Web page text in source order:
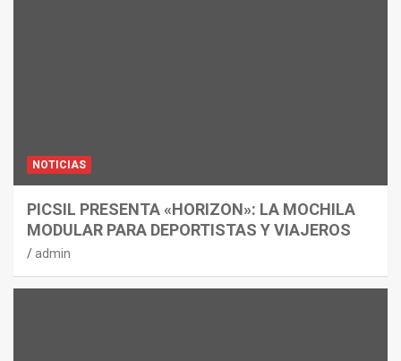
NOTICIAS
PICSIL PRESENTA «HORIZON»: LA MOCHILA
MODULAR PARA DEPORTISTAS Y VIAJEROS
admin